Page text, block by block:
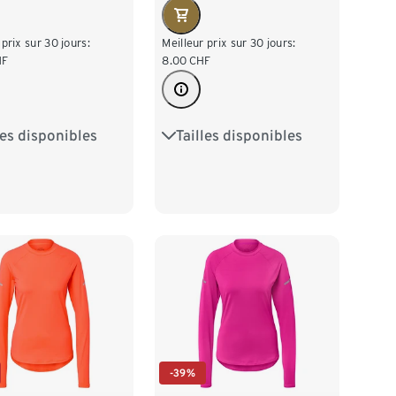
sur 30 jours:
disponibles
M 40/42
Meilleur prix sur 30 jours:
8.00 CHF
Tailles disponibles
XS 32/34 S 36/38
-39%